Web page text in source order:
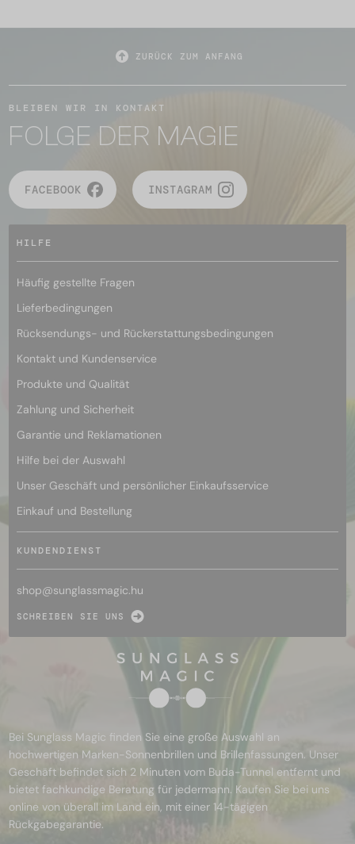
ZURÜCK ZUM ANFANG
BLEIBEN WIR IN KONTAKT
FOLGE DER MAGIE
FACEBOOK INSTAGRAM
HILFE
Häufig gestellte Fragen
Lieferbedingungen
Rücksendungs- und Rückerstattungsbedingungen
Kontakt und Kundenservice
Produkte und Qualität
Zahlung und Sicherheit
Garantie und Reklamationen
Hilfe bei der Auswahl
Unser Geschäft und persönlicher Einkaufsservice
Einkauf und Bestellung
KUNDENDIENST
shop@sunglassmagic.hu
SCHREIBEN SIE UNS
Bei Sunglass Magic finden Sie eine große Auswahl an
hochwertigen Marken-Sonnenbrillen und Brillenfassungen. Unser
Geschäft befindet sich 2 Minuten vom Buda-Tunnel entfernt und
bietet fachkundige Beratung für jedermann. Kaufen Sie bei uns
online von überall im Land ein, mit einer 14-tägigen
Rückgabegarantie.